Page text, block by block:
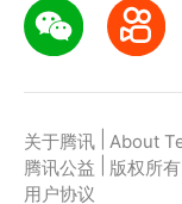
关于腾讯 About
腾讯公益
版权所有
用户协议